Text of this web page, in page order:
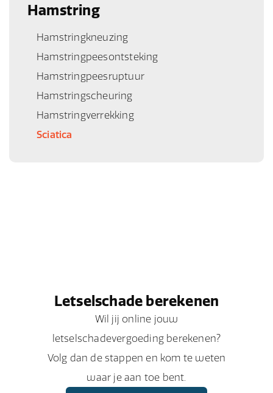
Hamstring
Hamstringkneuzing
Hamstringpeesontsteking
Hamstringpeesruptuur
Hamstringscheuring
Hamstringverrekking
Sciatica
Letselschade berekenen
Wil jij online jouw
letselschadevergoeding berekenen?
Volg dan de stappen en kom te weten
waar je aan toe bent.